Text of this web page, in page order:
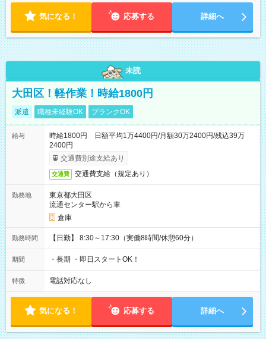
気になる！ 応募する 詳細へ
未読
大田区！軽作業！時給1800円
派遣 職種未経験OK ブランクOK
給与
時給1800円 日額平均1万4400円/月額30万2400円/残込39万
2400円
交通費別途支給あり
交通費 交通費支給（規定あり）
勤務地
東京都大田区
流通センター駅から車
倉庫
勤務時間 【日勤】 8:30～17:30（実働8時間/休憩60分）
期間 ・長期 ・即日スタートOK！
特徴 電話対応なし
気になる！ 応募する 詳細へ